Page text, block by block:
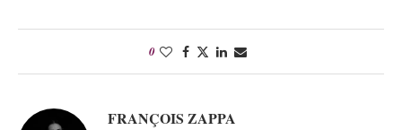
0
FRANÇOIS ZAPPA